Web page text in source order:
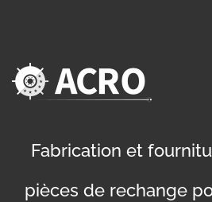
Fabrication et
pièces de rechange